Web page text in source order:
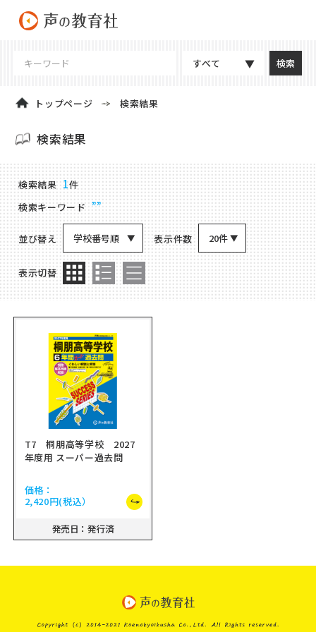
すべて
トップページ 検索結果
検索結果
商品検索結果
検索結果 1件
検索キーワード ””
並び替え 学校番号順 表示件数 20件
表示切替
T7 桐朋高等学校 2027
年度用 スーパー過去問
価格：
2,420円(税込）
発売日：発行済